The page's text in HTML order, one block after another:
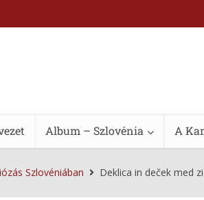
Album – Szlovénia A
Szlovéniában Deklica in deček med